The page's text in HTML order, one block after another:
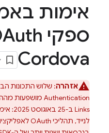
אימות
Cordova
אזהרה: שלוש התכונות
Authentication מושפעות
Links
ב-25